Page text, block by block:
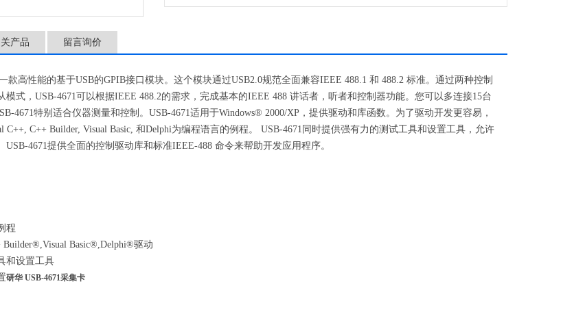
产品 留言询价
款高性能的基于USB的GPIB接口模块。这个模块通过USB2.0规范全面兼容IEEE 488.1 和 488.2 标准。通过两种控制
模式，USB-4671可以根据IEEE 488.2的需求，完成基本的IEEE 488 讲话者，听者和控制器功能。您可以多连接15台
4671特别适合仪器测量和控制。USB-4671适用于Windows® 2000/XP，提供驱动和库函数。为了驱动开发更容易，
C++, C++ Builder, Visual Basic, 和Delphi为编程语言的例程。 USB-4671同时提供强有力的测试工具和设置工具，允许
USB-4671提供全面的控制驱动库和标准IEEE-488 命令来帮助开发应用程序。
程
Builder®,Visual Basic®,Delphi®驱动
和设置工具
研华 USB-4671采集卡